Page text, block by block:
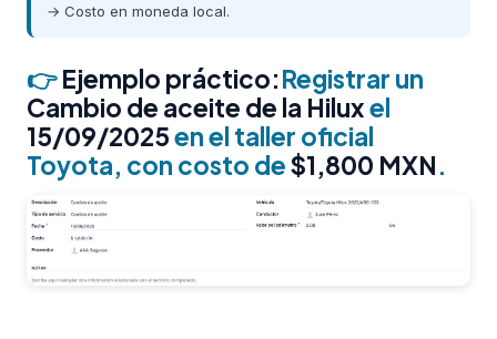
→ Costo en moneda local.
👉Ejemplo práctico:Registrar un
Cambio de aceite de la Hiluxel
15/09/2025en el taller oficial
Toyota, con costo de$1,800 MXN.